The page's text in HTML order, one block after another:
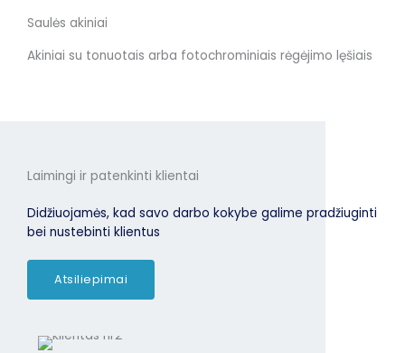
Saulės akiniai
Akiniai su tonuotais arba fotochrominiais rėgėjimo lęšiais
Laimingi ir patenkinti klientai
Didžiuojamės, kad savo darbo kokybe galime pradžiuginti
bei nustebinti klientus
Atsiliepimai